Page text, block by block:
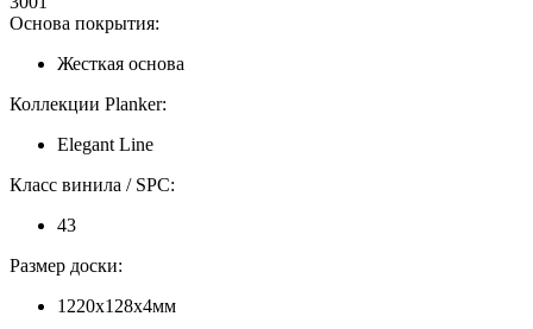
Основа покрытия:
Жесткая основа
Коллекции Planker:
Elegant Line
Класс винила / SPC:
43
Размер доски:
1220х128х4мм